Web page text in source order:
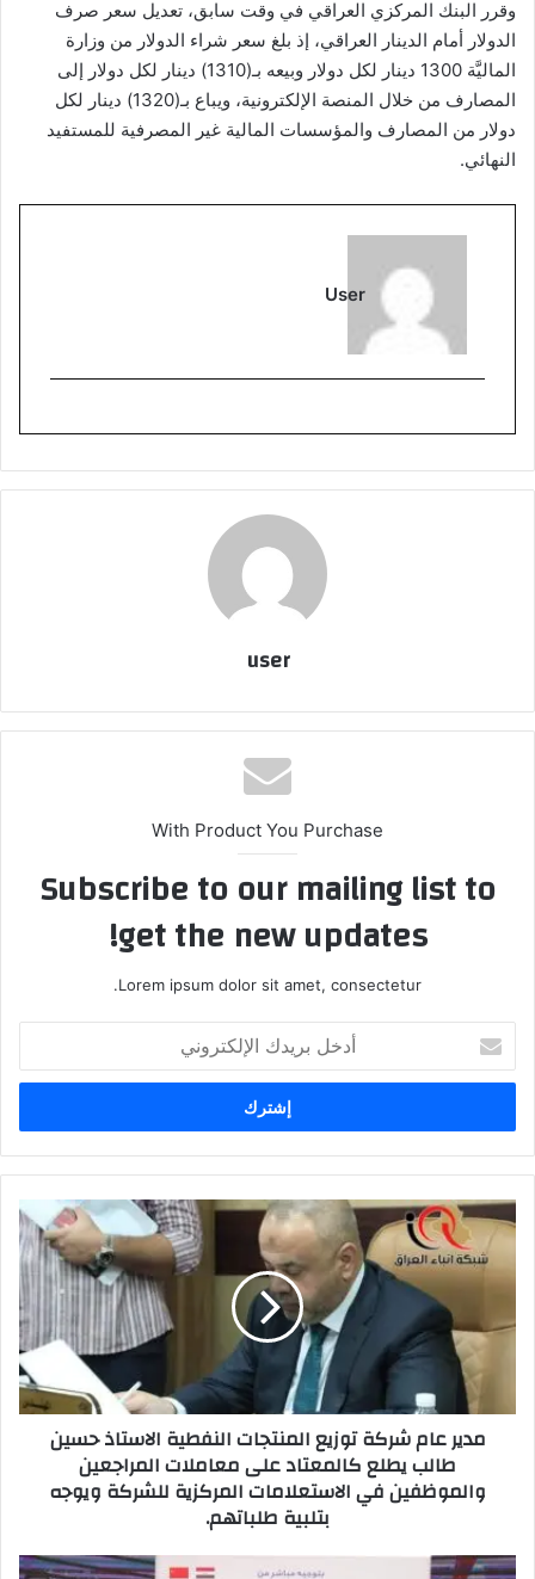
وقرر البنك المركزي العراقي في وقت سابق، تعديل سعر صرف
الدولار أمام الدينار العراقي، إذ بلغ سعر شراء الدولار من وزارة
الماليَّة 1300 دينار لكل دولار وبيعه بـ(1310) دينار لكل دولار إلى
المصارف من خلال المنصة الإلكترونية، ويباع بـ(1320) دينار لكل
دولار من المصارف والمؤسسات المالية غير المصرفية للمستفيد
النهائي.
User
user
With Product You Purchase
Subscribe to our mailing list to
get the new updates!
Lorem ipsum dolor sit amet, consectetur.
بريدك
الإلكتروني
مدير
عام
شركة
توزيع
النفطية
حسين
طالب
والموظفين
مدير عام شركة توزيع المنتجات النفطية الاستاذ حسين
طالب يطلع كالمعتاد على معاملات المراجعين
والموظفين في الاستعلامات المركزية للشركة ويوجه
بتلبية طلباتهم.
السوداني